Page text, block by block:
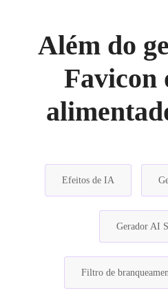
Além do
Favicon
Efeitos de IA
Gerador AI
Filtro de